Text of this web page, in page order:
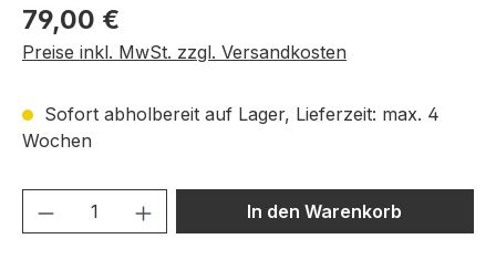
Regulärer Preis:
79,00 €
Preise inkl. MwSt. zzgl. Versandkosten
Sofort abholbereit auf Lager, Lieferzeit: max. 4
Wochen
Produkt Anzahl: Gib denIn den Warenkorb